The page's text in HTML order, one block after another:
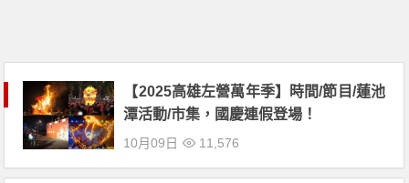
【2025高雄左營萬年季】時間/節目/蓮池
潭活動/市集，國慶連假登場！
10月09日 11,576